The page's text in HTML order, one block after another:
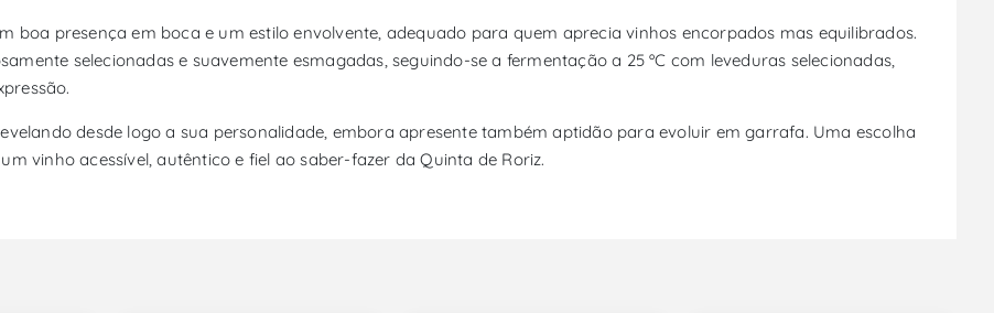
boa presença em boca e um estilo envolvente, adequado para quem aprecia vinhos encorpados mas equilibrados.
selecionadas e suavemente esmagadas, seguindo-se a fermentação a 25 ºC com leveduras selecionadas,
desde logo a sua personalidade, embora apresente também aptidão para evoluir em garrafa. Uma escolha
vinho acessível, autêntico e fiel ao saber-fazer da Quinta de Roriz.